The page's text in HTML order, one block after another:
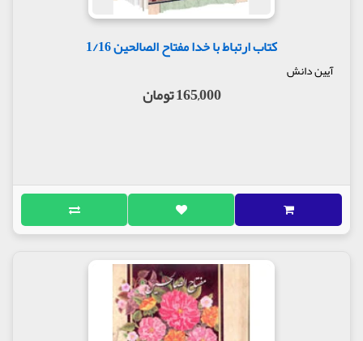
کتاب ارتباط با خدا مفتاح الصالحین 1/16
آیین دانش
165,000 تومان